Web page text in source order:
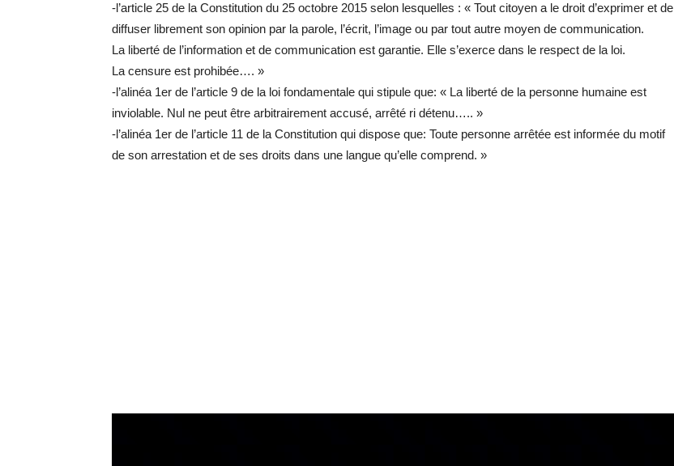
-l’article 25 de la Constitution du 25 octobre 2015 selon lesquelles : « Tout citoyen a le droit d’exprimer et de
diffuser librement son opinion par la parole, l’écrit, l’image ou par tout autre moyen de communication.
La liberté de l’information et de communication est garantie. Elle s’exerce dans le respect de la loi.
La censure est prohibée…. »
-l’alinéa 1er de l’article 9 de la loi fondamentale qui stipule que: « La liberté de la personne humaine est
inviolable. Nul ne peut être arbitrairement accusé, arrêté ri détenu….. »
-l’alinéa 1er de l’article 11 de la Constitution qui dispose que: Toute personne arrêtée est informée du motif
de son arrestation et de ses droits dans une langue qu’elle comprend. »